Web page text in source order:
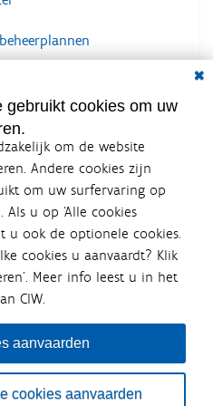
gebruikt cookies om uw
om de website
Andere cookies zijn
om uw surfervaring op
u op ‘Alle cookies
u ook de optionele cookies.
cookies u aanvaardt? Klik
Meer info leest u in het
CIW.
aanvaarden
cookies aanvaarden
is een
Vlaamse
Integraal
Waterbeleid (CIW) is een
betrokken zijn. Ook
overleg. Deze
en
en waterbeheer